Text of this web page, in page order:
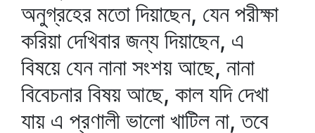
অনুগ্রহের মতো দিয়াছেন, যেন পরীক্ষা
করিয়া দেখিবার জন্য দিয়াছেন, এ
বিষয়ে যেন নানা সংশয় আছে, নানা
বিবেচনার বিষয় আছে, কাল যদি দেখা
যায় এ প্রণালী ভালো খাটিল না, তবে